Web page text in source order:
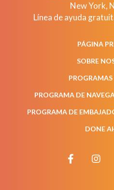
New York,
Línea de ayuda
PÁGINA
SOBRE
PROGRAMAS
PROGRAMA DE
PROGRAMA DE
DONE